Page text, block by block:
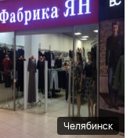
Челябинск